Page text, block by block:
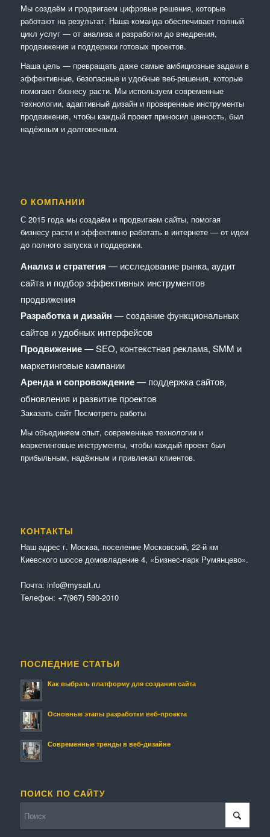
Мы создаём и продвигаем цифровые решения, которые
работают на результат. Наша команда обеспечивает полный
цикл услуг — от анализа и разработки до внедрения,
продвижения и поддержки готовых проектов.
Наша цель — превращать даже самые амбициозные задачи в
эффективные, безопасные и удобные веб-решения, которые
помогают бизнесу расти. Мы используем современные
технологии, адаптивный дизайн и проверенные инструменты
продвижения, чтобы каждый проект приносил ценность, был
надёжным и долговечным.
О КОМПАНИИ
С 2015 года мы создаём и продвигаем сайты, помогая
бизнесу расти и эффективно работать в интернете — от идеи
до полного запуска и поддержки.
Анализ и стратегия — исследование рынка, аудит
сайта и подбор эффективных инструментов
продвижения
Разработка и дизайн — создание функциональных
сайтов и удобных интерфейсов
Продвижение— SEO, контекстная реклама, SMM и
маркетинговые кампании
Аренда и сопровождение— поддержка сайтов,
обновления и развитие проектов
Заказать сайт Посмотреть работы
Мы объединяем опыт, современные технологии и
маркетинговые инструменты, чтобы каждый проект был
прибыльным, надёжным и привлекал клиентов.
КОНТАКТЫ
Наш адрес г. Москва, поселение Московский, 22-й км
Киевского шоссе домовладение 4, «Бизнес-парк Румянцево».
Почта: info@mysait.ru
Телефон: +7(967) 580-2010
ПОСЛЕДНИЕ СТАТЬИ
Как выбрать платформу для создания сайта
Основные этапы разработки веб-проекта
Современные тренды в веб-дизайне
ПОИСК ПО САЙТУ